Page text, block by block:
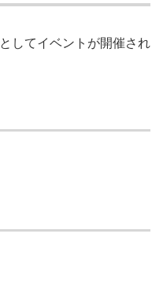
してイベントが開催され